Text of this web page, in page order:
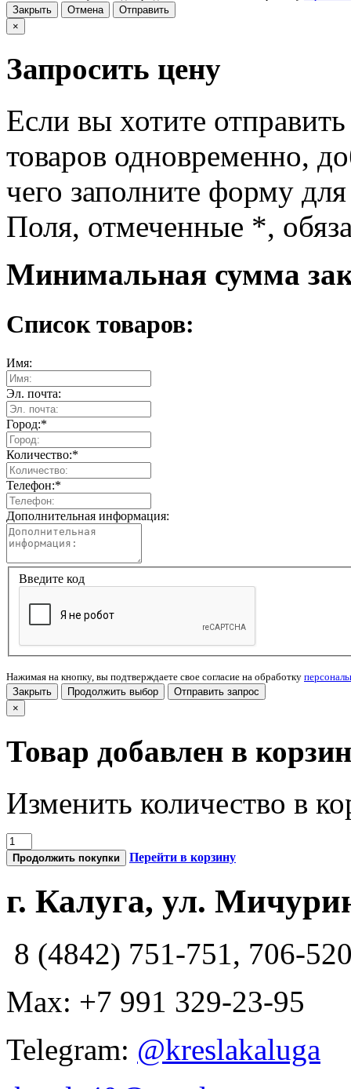
Закрыть
Отмена
Отправить
×
Запросить цену
Если вы хотите
товаров одновременно,
чего заполните форму
Поля, отмеченные *,
Минимальная сумма
Список товаров:
Имя:
Эл. почта:
Город:*
Количество:*
Телефон:*
Дополнительная информация:
Введите код
Нажимая на кнопку, вы подтверждаете свое согласие на обработку
Закрыть
Продолжить выбор
Отправить запрос
×
Товар добавлен в
Изменить количество в
Продолжить покупки Перейти в корзину
г. Калуга, ул.
8 (4842) 751-751, 706-
Max: +7 991 329-23-95
Telegram: @kreslakaluga